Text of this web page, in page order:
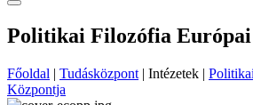
Politikai Filozófia
Főoldal | Tudásközpont | Intézetek |
Központja